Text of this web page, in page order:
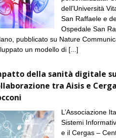
dell’Università
San Raffaele e
Ospedale San
pubblicato su Nature
un modello di [...]
della sanità digitale
tra Aisis e
L’Associazione
Sistemi
e il Cergas –